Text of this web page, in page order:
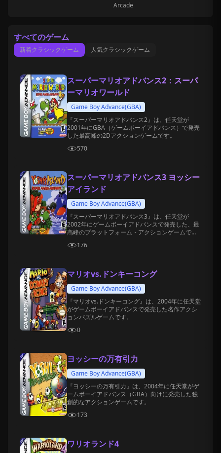
Arcade
すべてのゲーム
新着クラシックゲーム 人気クラシックゲーム
スーパーマリオアドバンス2：スーパ
ーマリオワールド
Game Boy Advance(GBA)
『スーパーマリオアドバンス2』は、任天堂が
2001年にGBA（ゲームボーイアドバンス）で発売
した最高峰の2Dアクションゲームです。
570
スーパーマリオアドバンス3 ヨッシー
アイランド
Game Boy Advance(GBA)
『スーパーマリオアドバンス3』は、任天堂が
2002年にゲームボーイアドバンスで発売した、最
高峰のプラットフォーム・アクションゲームで
176
マリオvs.ドンキーコング
Game Boy Advance(GBA)
『マリオvs.ドンキーコング』は、2004年に任天堂
がゲームボーイアドバンスで発売した名作アクシ
ョンパズルゲームです。
0
ヨッシーの万有引力
Game Boy Advance(GBA)
『ヨッシーの万有引力』は、2004年に任天堂がゲ
ームボーイアドバンス（GBA）向けに発売した独
創的なアクションゲームです。
173
ワリオランド4